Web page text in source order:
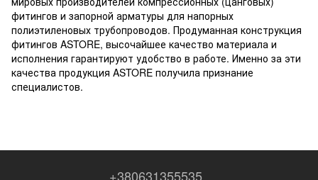
фитингов и запорной арматуры для напорных
полиэтиленовых трубопроводов. Продуманная конструкция
фитингов ASTORE, высочайшее качество материала и
исполнения гарантируют удобство в работе. Именно за эти
качества продукция ASTORE получила признание
специалистов.
+380631355535